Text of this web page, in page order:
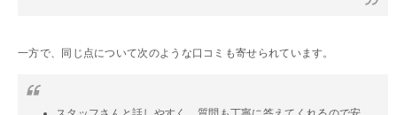
一方で、同じ点について次のような口コミも寄せられています。